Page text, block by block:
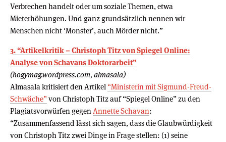
Verbrechen handelt oder um soziale Themen, etwa
Mieterhöhungen. Und ganz grundsätzlich nennen wir
Menschen nicht ‘Monster’, auch Mörder nicht.”
3. “Artikelkritik – Christoph Titz von Spiegel Online:
Analyse von Schavans Doktorarbeit”
(hogymag.wordpress.com, almasala)
Almasala kritisiert den Artikel “Ministerin mit Sigmund-Freud-
Schwäche”von Christoph Titz auf “Spiegel Online” zu den
Plagiatsvorwürfen gegenAnnette Schavan:
“Zusammenfassend lässt sich sagen, dass die Glaubwürdigkeit
von Christoph Titz zwei Dinge in Frage stellen: (1) seine